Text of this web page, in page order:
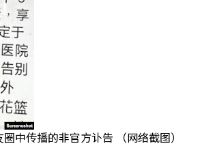
中传播的非官方讣告 （网络截图）